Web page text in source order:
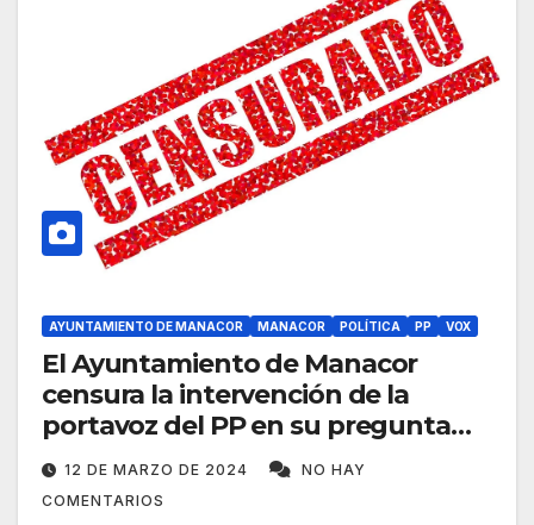
AYUNTAMIENTO DE MANACOR MANACOR POLÍTICA PP VOX
El Ayuntamiento de Manacor
censura la intervención de la
portavoz del PP en su pregunta
sobre la macro mezquita
12 DE MARZO DE 2024
NO HAY
COMENTARIOS